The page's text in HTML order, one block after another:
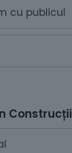
cu publicul
Construcții